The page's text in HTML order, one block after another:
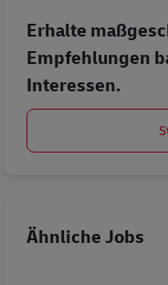
Erhalte
Empfehlungen
Interessen.
Ähnliche Jobs